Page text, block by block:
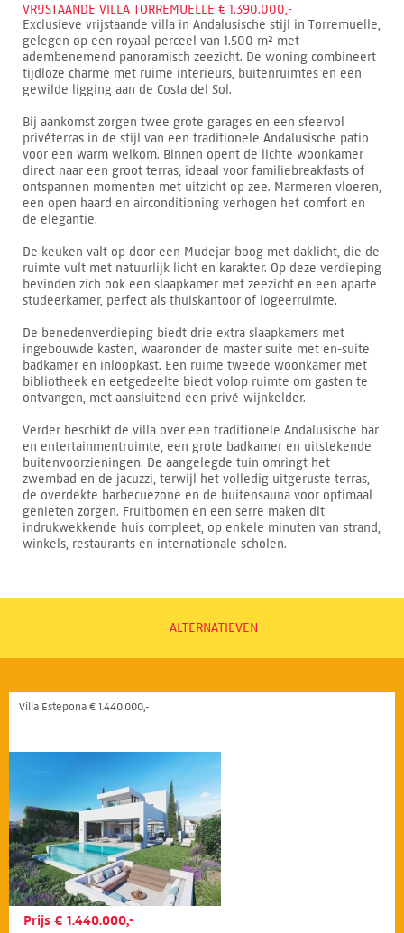
VRIJSTAANDE VILLA TORREMUELLE € 1.390.000,-
Exclusieve vrijstaande villa in Andalusische stijl in Torremuelle,
gelegen op een royaal perceel van 1.500 m² met
adembenemend panoramisch zeezicht. De woning combineert
tijdloze charme met ruime interieurs, buitenruimtes en een
gewilde ligging aan de Costa del Sol.
Bij aankomst zorgen twee grote garages en een sfeervol
privéterras in de stijl van een traditionele Andalusische patio
voor een warm welkom. Binnen opent de lichte woonkamer
direct naar een groot terras, ideaal voor familiebreakfasts of
ontspannen momenten met uitzicht op zee. Marmeren vloeren,
een open haard en airconditioning verhogen het comfort en
de elegantie.
De keuken valt op door een Mudejar-boog met daklicht, die de
ruimte vult met natuurlijk licht en karakter. Op deze verdieping
bevinden zich ook een slaapkamer met zeezicht en een aparte
studeerkamer, perfect als thuiskantoor of logeerruimte.
De benedenverdieping biedt drie extra slaapkamers met
ingebouwde kasten, waaronder de master suite met en-suite
badkamer en inloopkast. Een ruime tweede woonkamer met
bibliotheek en eetgedeelte biedt volop ruimte om gasten te
ontvangen, met aansluitend een privé-wijnkelder.
Verder beschikt de villa over een traditionele Andalusische bar
en entertainmentruimte, een grote badkamer en uitstekende
buitenvoorzieningen. De aangelegde tuin omringt het
zwembad en de jacuzzi, terwijl het volledig uitgeruste terras,
de overdekte barbecuezone en de buitensauna voor optimaal
genieten zorgen. Fruitbomen en een serre maken dit
indrukwekkende huis compleet, op enkele minuten van strand,
winkels, restaurants en internationale scholen.
ALTERNATIEVEN
Villa Estepona € 1.440.000,-
Prijs € 1.440.000,-